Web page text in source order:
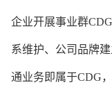
企业开展事业群
系维护、公司品牌
通业务即属于CDG